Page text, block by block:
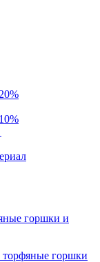
горшки и
торфяные горшки